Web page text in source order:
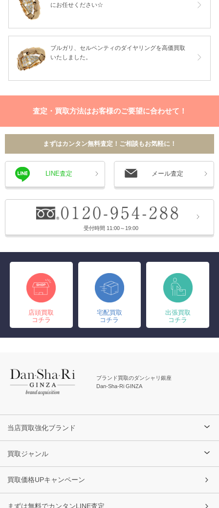
にお任せください☆
ブルガリ、セルペンティのダイヤリングを高価買取
いたしました。
査定・買取方法はお客様のご要望に合わせて！
まずはカンタン無料査定！ご相談もお気軽に！
LINE査定 メール査定
受付時間 11:00～19:00
店頭買取
コチラ
宅配買取
コチラ
出張買取
コチラ
ブランド買取のダンシャリ銀座
Dan-Sha-Ri GINZA
当店買取強化ブランド
買取ジャンル
買取価格UPキャンペーン
まずは無料でカンタンLINE査定